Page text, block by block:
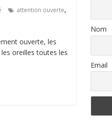
attention ouverte,
ouverte, les
oreilles toutes les
Nom
Email